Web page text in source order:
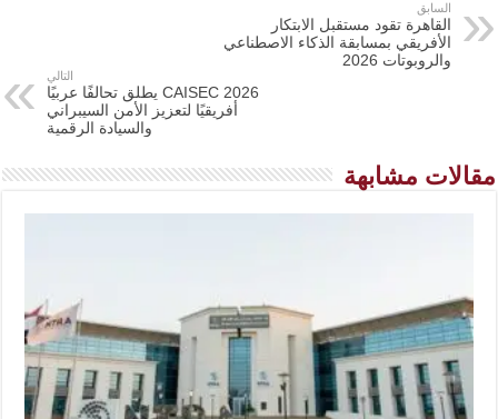
السابق
القاهرة تقود مستقبل الابتكار
الأفريقي بمسابقة الذكاء الاصطناعي
والروبوتات 2026
التالي
CAISEC 2026 يطلق تحالفًا عربيًا
أفريقيًا لتعزيز الأمن السيبراني
والسيادة الرقمية
مقالات مشابهة